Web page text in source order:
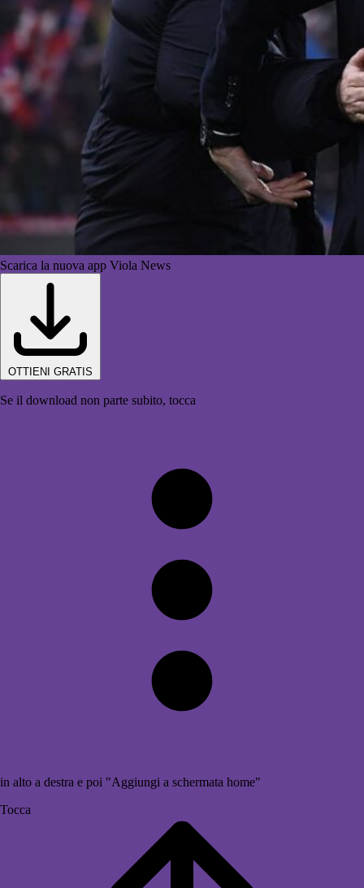
Scarica la nuova app Viola News
OTTIENI GRATIS
Se il download non parte subito, tocca
in alto a destra e poi "Aggiungi a schermata home"
Tocca